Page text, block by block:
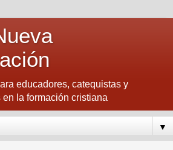
educadores, catequistas y
la formación cristiana
▼